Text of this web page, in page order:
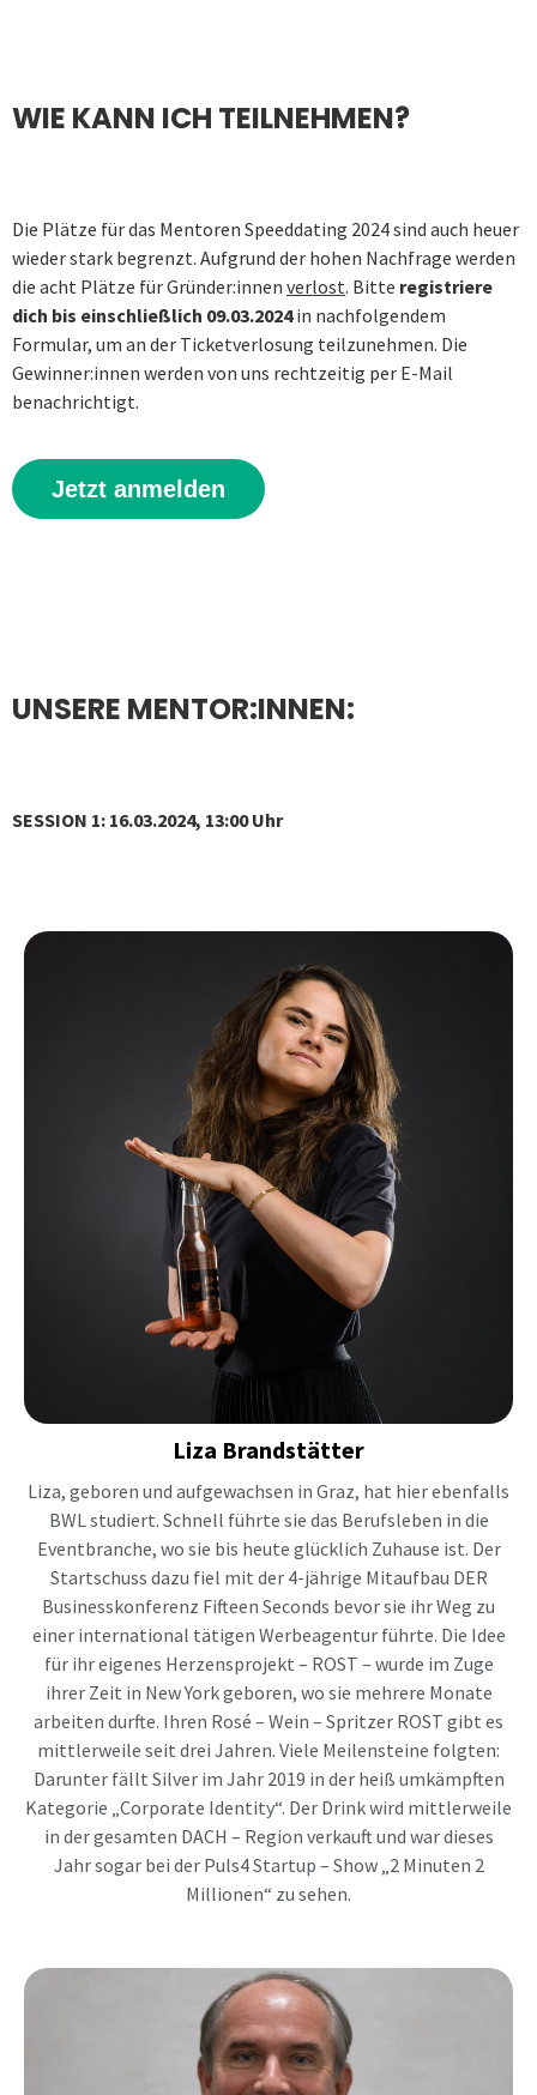
WIE KANN ICH TEILNEHMEN?
Die Plätze für das Mentoren Speeddating 2024 sind auch heuer
wieder stark begrenzt. Aufgrund der hohen Nachfrage werden
die acht Plätze für Gründer:innen verlost. Bitte registriere
dich bis einschließlich 09.03.2024in nachfolgendem
Formular, um an der Ticketverlosung teilzunehmen. Die
Gewinner:innen werden von uns rechtzeitig per E-Mail
benachrichtigt.
Jetzt anmelden
UNSERE MENTOR:INNEN:
SESSION 1: 16.03.2024, 13:00 Uhr
Liza Brandstätter
Liza, geboren und aufgewachsen in Graz, hat hier ebenfalls
BWL studiert. Schnell führte sie das Berufsleben in die
Eventbranche, wo sie bis heute glücklich Zuhause ist. Der
Startschuss dazu fiel mit der 4-jährige Mitaufbau DER
Businesskonferenz Fifteen Seconds bevor sie ihr Weg zu
einer international tätigen Werbeagentur führte. Die Idee
für ihr eigenes Herzensprojekt – ROST – wurde im Zuge
ihrer Zeit in New York geboren, wo sie mehrere Monate
arbeiten durfte. Ihren Rosé – Wein – Spritzer ROST gibt es
mittlerweile seit drei Jahren. Viele Meilensteine folgten:
Darunter fällt Silver im Jahr 2019 in der heiß umkämpften
Kategorie „Corporate Identity“. Der Drink wird mittlerweile
in der gesamten DACH – Region verkauft und war dieses
Jahr sogar bei der Puls4 Startup – Show „2 Minuten 2
Millionen“ zu sehen.